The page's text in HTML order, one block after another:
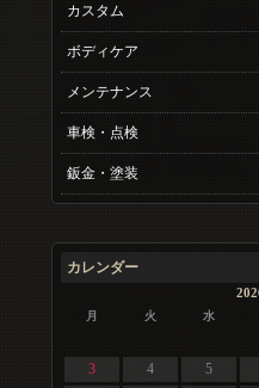
カスタム
ボディケア
メンテナンス
車検・点検
鈑金・塗装
カレンダー
月 火 水
3
4 5